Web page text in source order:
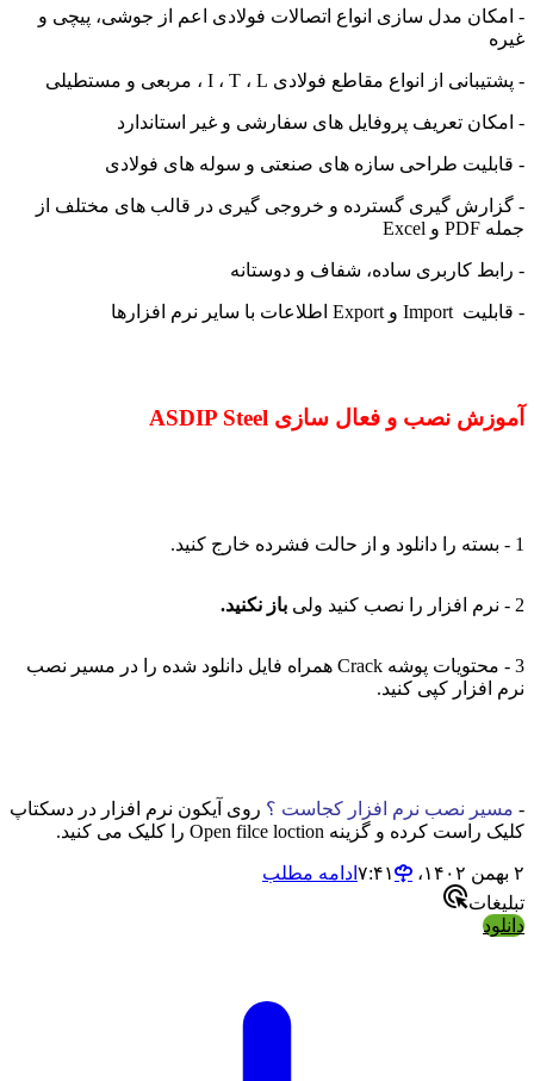
- امکان مدل سازی انواع اتصالات فولادی اعم از جوشی، پیچی و
غیره
- پشتیبانی از انواع مقاطع فولادی I ، T ، L ، مربعی و مستطیلی
- امکان تعریف پروفایل های سفارشی و غیر استاندارد
- قابلیت طراحی سازه های صنعتی و سوله های فولادی
- گزارش گیری گسترده و خروجی گیری در قالب های مختلف از
جمله PDF و Excel
- رابط کاربری ساده، شفاف و دوستانه
- قابلیت Import و Export اطلاعات با سایر نرم افزارها
آموزش نصب و فعال سازی ASDIP Steel
1 - بسته را دانلود و از حالت فشرده خارج کنید.
2 - نرم افزار را نصب کنید ولی باز نکنید.
3 - محتویات پوشه Crack همراه فایل دانلود شده را در مسیر نصب
نرم افزار کپی کنید.
- مسیر نصب نرم افزار کجاست ؟ روی آیکون نرم افزار در دسکتاپ
کلیک راست کرده و گزینه Open filce loction را کلیک می کنید.
۲ بهمن ۱۴۰۲،‏ ۷:۴۱
ادامه مطلب
تبلیغات
دانلود